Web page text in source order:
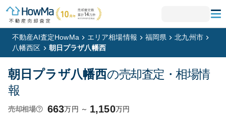
不動産AI査定HowMa エリア相場情報 福岡県
北九州市
八幡西区
朝日プラザ八幡西
朝日プラザ八幡西の売却査定・相場情
報
売却相場 663万円 ～ 1,150万円